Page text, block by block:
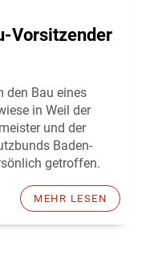
Vorsitzender
den Bau eines
in Weil der
und der
Baden-
getroffen.
MEHR LESEN